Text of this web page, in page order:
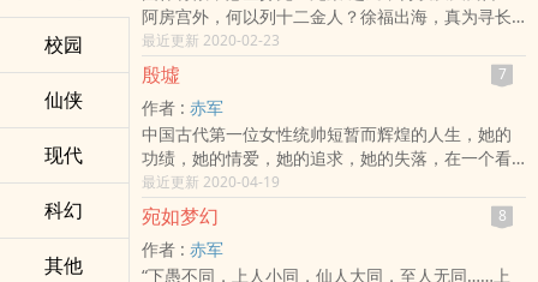
校园
仙侠
现代
科幻
其他
富察皇后……她含笑步步追查。然而当仇敌一个个倒
下，真相却越发扑朔迷离。那一场场滴水不漏的冷
酷阴谋里，谁在运筹，谁在算计，谁才是幕后最大
得益者？皇帝的多情、阴郁、多疑又如何将她曾经
温热的心一步步冷却？人人都争做后花园最耀眼的
娇花，却不知娇颜再美，终须凋谢，除非，你做了
这园子的主人……从受宠的侧福晋到受尽冷遇的娴
妃，从冷宫的弃妇到尊贵无上的皇贵妃……如懿，如
懿，再往前一步，是金顶，还是悬崖？
阿房宫外，何以列十二金人？徐福出海，真为寻长
生不死？一切玄奥，尽在《秦墟》之内！
系列介绍：
“望古神话”是国内首个将中国古代传说和真实历史结
合创造的浩大的架空世界。它打通了过去与未来的
时空界限，有着自成体系的结构和设定，由流浪的
蛤蟆、马伯庸、跳舞、月关、天使奥斯卡等国内玄
幻、历史、科幻等领域小说知名作者共同担纲打
造。
“望古神话”围绕现实主世界，不断将人类发展进程中
产生过各大灾难的时间段进行抽离、重构，形成了
最近更新 2020-02-23
殷墟 7
作者 : 赤军
中国古代第一位女性统帅短暂而辉煌的人生，她的
功绩，她的情爱，她的追求，她的失落，在一个看
似陌生，实则熟悉的离奇的上古时代，开始展开……
最近更新 2020-04-19
宛如梦幻 8
作者 : 赤军
“下愚不同，上人小同，仙人大同，至人无同……上